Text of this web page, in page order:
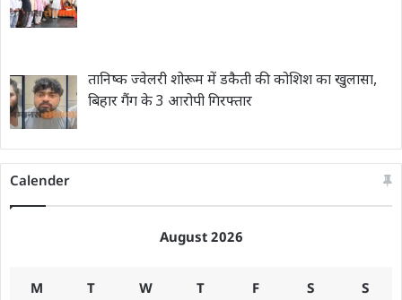
तानिष्क ज्वेलरी शोरूम में डकैती की कोशिश का खुलासा,
बिहार गैंग के 3 आरोपी गिरफ्तार
Calender
August 2026
M T W T F S S